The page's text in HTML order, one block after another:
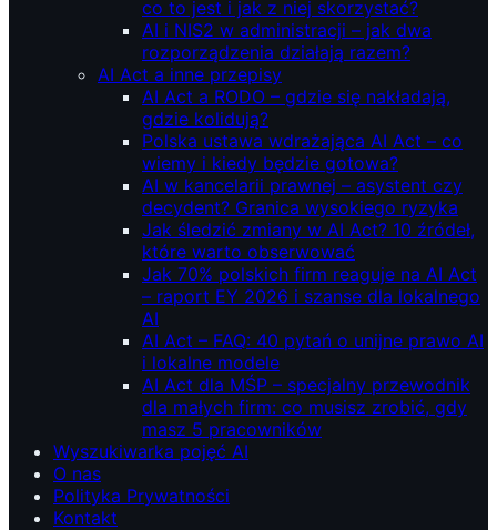
co to jest i jak z niej skorzystać?
AI i NIS2 w administracji – jak dwa
rozporządzenia działają razem?
AI Act a inne przepisy
AI Act a RODO – gdzie się nakładają,
gdzie kolidują?
Polska ustawa wdrażająca AI Act – co
wiemy i kiedy będzie gotowa?
AI w kancelarii prawnej – asystent czy
decydent? Granica wysokiego ryzyka
Jak śledzić zmiany w AI Act? 10 źródeł,
które warto obserwować
Jak 70% polskich firm reaguje na AI Act
– raport EY 2026 i szanse dla lokalnego
AI
AI Act – FAQ: 40 pytań o unijne prawo AI
i lokalne modele
AI Act dla MŚP – specjalny przewodnik
dla małych firm: co musisz zrobić, gdy
masz 5 pracowników
Wyszukiwarka pojęć AI
O nas
Polityka Prywatności
Kontakt